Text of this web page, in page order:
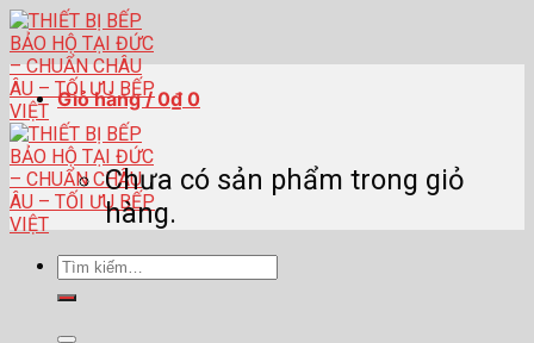
Skip
to
content
Tìm
kiếm:
Giỏ hàng /0₫ 0
Chưa có sản phẩm trong giỏ
hàng.